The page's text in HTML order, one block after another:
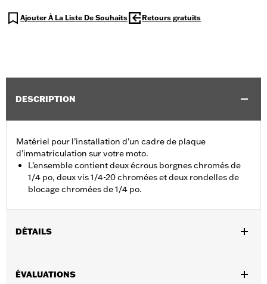
Ajouter À La Liste De Souhaits Retours gratuits
DESCRIPTION
Matériel pour l’installation d’un cadre de plaque
d’immatriculation sur votre moto.
L’ensemble contient deux écrous borgnes chromés de
1/4 po, deux vis 1/4-20 chromées et deux rondelles de
blocage chromées de 1/4 po.
DÉTAILS
Vendues en unités:
ÉVALUATIONS